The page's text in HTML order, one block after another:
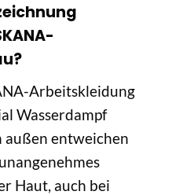
Arbeitskleidung
Wasserdampf
außen entweichen
Haut, auch bei